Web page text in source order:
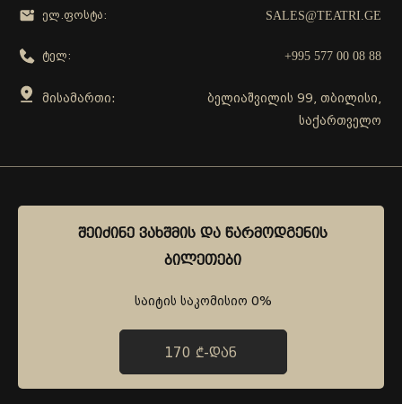
ᲨᲔᲘᲫᲘᲜᲔ ᲕᲐᲮᲨᲛᲘᲡ ᲓᲐ ᲬᲐᲠᲛᲝᲓᲒᲔᲜᲘᲡ
ᲑᲘᲚᲔᲗᲔᲑᲘ
საიტის საკომისიო 0%
170 ₾-ᲓᲐᲜ
ᲨᲔᲘᲫᲘᲜᲔ ᲕᲐᲮᲨᲛᲘᲡ ᲓᲐ ᲬᲐᲠᲛᲝᲓᲒᲔᲜᲘᲡ
ᲑᲘᲚᲔᲗᲔᲑᲘ
საიტის საკომისიო 0%
170 ₾-ᲓᲐᲜ
ელ.ფოსტა: SALES@TEATRI.GE
ტელ: +995 577 00 08 88
მისამართი:
ბელიაშვილის 99, თბილისი,
საქართველო